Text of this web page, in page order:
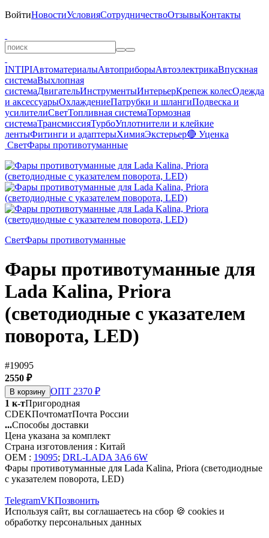
ВойтиНовостиУсловияСотрудничествоОтзывыКонтакты
INTIPIАвтоматериалыАвтоприборыАвтоэлектрикаВпускная
системаВыхлопная
системаДвигательИнструментыИнтерьерКрепеж колесОдежда
и аксессуарыОхлаждениеПатрубки и шлангиПодвеска и
усилителиСветТопливная системаТормозная
системаТрансмиссияТурбоУплотнители и клейкие
лентыФитинги и адаптерыХимияЭкстерьер🔴 Уценка
СветФары противотуманные
СветФары противотуманные
Фары противотуманные для
Lada Kalina, Priora
(светодиодные с указателем
поворота, LED)
#19095
2550 ₽
В корзину ОПТ 2370 ₽
1 к-тПригородная
CDEKПочтоматПочта России
...Способы доставки
Цена указана за комплект
Страна изготовления : Китай
OEM : 19095; DRL-LADA 3A6 6W
Фары противотуманные для Lada Kalina, Priora (светодиодные
с указателем поворота, LED)
TelegramVKПозвонить
Используя сайт, вы соглашаетесь на сбор 🍪 cookies и
обработку персональных данных